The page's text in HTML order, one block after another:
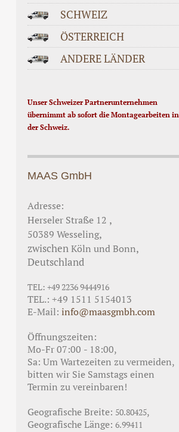
SCHWEIZ
ÖSTERREICH
ANDERE LÄNDER
Unser Schweizer Partnerunternehmen
übernimmt ab sofort die Montagearbeiten in
der Schweiz.
MAAS GmbH
Adresse:
Herseler Straße 12 ,
50389 Wesseling,
zwischen Köln und Bonn,
Deutschland
TEL: +49 2236 9444916
TEL.: +49 1511 5154013
E-Mail: info@maasgmbh.com
Öffnungszeiten:
Mo-Fr 07:00 - 18:00,
Sa: Um Wartezeiten zu vermeiden,
bitten wir Sie Samstags einen
Termin zu vereinbaren!
Geografische Breite: 50.80425,
Geografische Länge: 6.99411